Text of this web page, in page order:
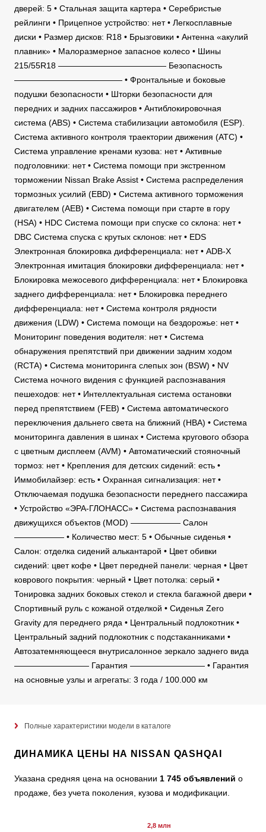
дверей: 5 • Стальная защита картера • Серебристые
рейлинги • Прицепное устройство: нет • Легкосплавные
диски • Размер дисков: R18 • Брызговики • Антенна «акулий
плавник» • Малоразмерное запасное колесо • Шины
215/55R18 ————————————— Безопасность
————————————— • Фронтальные и боковые
подушки безопасности • Шторки безопасности для
передних и задних пассажиров • Антиблокировочная
система (ABS) • Система стабилизации автомобиля (ESP).
Система активного контроля траектории движения (ATC) •
Система управление кренами кузова: нет • Активные
подголовники: нет • Система помощи при экстренном
торможении Nissan Brake Assist • Система распределения
тормозных усилий (EBD) • Система активного торможения
двигателем (AEB) • Система помощи при старте в гору
(HSA) • HDC Система помощи при спуске со склона: нет •
DBC Система спуска с крутых склонов: нет • EDS
Электронная блокировка дифференциала: нет • ADB-X
Электронная имитация блокировки дифференциала: нет •
Блокировка межосевого дифференциала: нет • Блокировка
заднего дифференциала: нет • Блокировка переднего
дифференциала: нет • Система контроля рядности
движения (LDW) • Система помощи на бездорожье: нет •
Мониторинг поведения водителя: нет • Система
обнаружения препятствий при движении задним ходом
(RCTA) • Система мониторинга слепых зон (BSW) • NV
Система ночного видения с функцией распознавания
пешеходов: нет • Интеллектуальная система остановки
перед препятствием (FEB) • Система автоматического
переключения дальнего света на ближний (HBA) • Система
мониторинга давления в шинах • Система кругового обзора
с цветным дисплеем (AVM) • Автоматический стояночный
тормоз: нет • Крепления для детских сидений: есть •
Иммобилайзер: есть • Охранная сигнализация: нет •
Отключаемая подушка безопасности переднего пассажира
• Устройство «ЭРА-ГЛОНАСС» • Система распознавания
движущихся объектов (MOD) —————— Салон
—————— • Количество мест: 5 • Обычные сиденья •
Салон: отделка сидений алькантарой • Цвет обивки
сидений: цвет кофе • Цвет передней панели: черная • Цвет
коврового покрытия: черный • Цвет потолка: серый •
Тонировка задних боковых стекол и стекла багажной двери •
Спортивный руль с кожаной отделкой • Сиденья Zero
Gravity для переднего ряда • Центральный подлокотник •
Центральный задний подлокотник с подстаканниками •
Автозатемняющееся внутрисалонное зеркало заднего вида
————————— Гарантия ————————— • Гарантия
на основные узлы и агрегаты: 3 года / 100.000 км
Полные характеристики модели в каталоге
ДИНАМИКА ЦЕНЫ НА NISSAN QASHQAI
Указана средняя цена на основании 1 745 объявлений о
продаже, без учета поколения, кузова и модификации.
2,8 млн